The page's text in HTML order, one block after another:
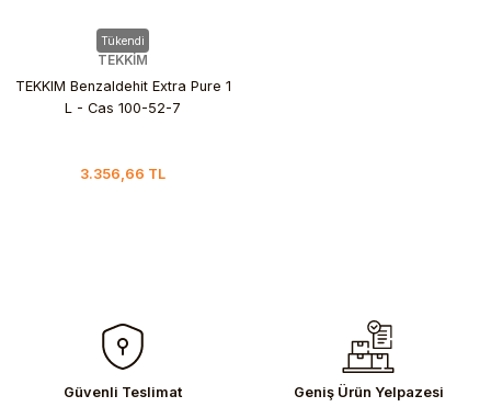
Tükendi
TEKKİM
TEKKIM Benzaldehit Extra Pure 1
L - Cas 100-52-7
3.356,66 TL
Güvenli Teslimat
Geniş Ürün Yelpazesi